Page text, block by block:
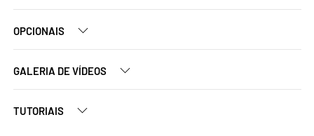
OPCIONAIS
GALERIA DE VÍDEOS
TUTORIAIS